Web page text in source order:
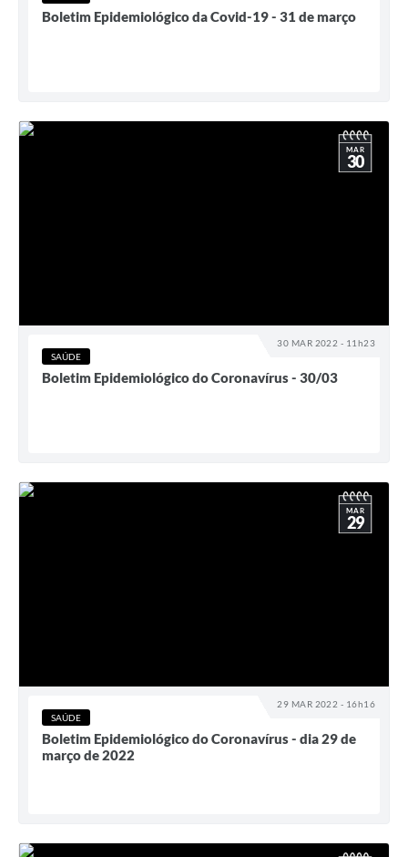
Boletim Epidemiológico da Covid-19 - 31 de março
30 MAR 2022 - 11h23
MAR
30
SAÚDE
Boletim Epidemiológico do Coronavírus - 30/03
29 MAR 2022 - 16h16
MAR
29
SAÚDE
Boletim Epidemiológico do Coronavírus - dia 29 de
março de 2022